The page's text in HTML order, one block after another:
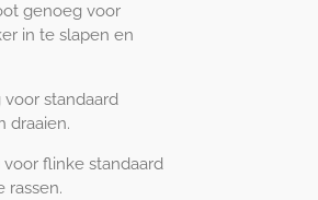
genoeg voor
in te slapen en
standaard
draaien.
flinke standaard
rassen.